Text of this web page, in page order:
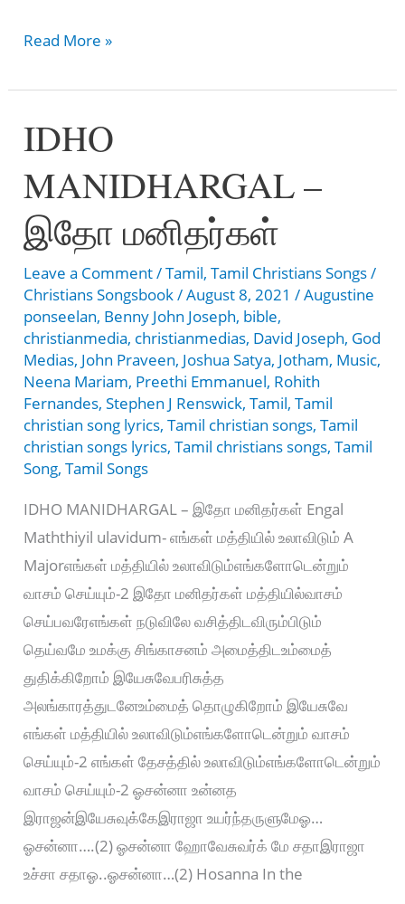
Angum
Naan
–
அங்கும்
இங்கும்
Read More »
IDHO
MANIDHARGAL –
இதோ மனிதர்கள்
Leave a Comment/Tamil,Tamil Christians Songs/
Christians Songsbook/August 8, 2021/Augustine
ponseelan, Benny John Joseph, bible,
christianmedia, christianmedias, David Joseph, God
Medias, John Praveen, Joshua Satya, Jotham, Music,
Neena Mariam, Preethi Emmanuel, Rohith
Fernandes,Stephen J Renswick,Tamil,Tamil
christian song lyrics,Tamil christian songs,Tamil
christian songs lyrics,Tamil christians songs,Tamil
Song,Tamil Songs
IDHO MANIDHARGAL – இதோ மனிதர்கள் Engal
Maththiyil ulavidum- எங்கள் மத்தியில் உலாவிடும் A
Majorஎங்கள் மத்தியில் உலாவிடும்எங்களோடென்றும்
வாசம் செய்யும்-2 இதோ மனிதர்கள் மத்தியில்வாசம்
செய்பவரேஎங்கள் நடுவிலே வசித்திடவிரும்பிடும்
தெய்வமே உமக்கு சிங்காசனம் அமைத்திடஉம்மைத்
துதிக்கிறோம் இயேசுவேபரிசுத்த
அலங்காரத்துடனேஉம்மைத் தொழுகிறோம் இயேசுவே
எங்கள் மத்தியில் உலாவிடும்எங்களோடென்றும் வாசம்
செய்யும்-2 எங்கள் தேசத்தில் உலாவிடும்எங்களோடென்றும்
வாசம் செய்யும்-2 ஓசன்னா உன்னத
இராஜன்இயேசுவுக்கேஇராஜா உயர்ந்தருளுமேஓ…
ஓசன்னா….(2) ஓசன்னா ஹோவேசுவர்க் மே சதாஇராஜா
உச்சா சதாஓ..ஓசன்னா…(2) Hosanna In the